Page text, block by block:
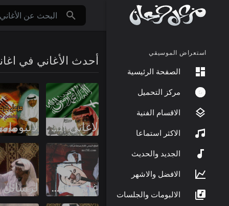
استعراض الموسيقي
الصفحة الرئيسية
مركز التحميل
الاقسام الفنية
الاكثر استماعا
الجديد والحديث
الافضل والاشهر
الالبومات والجلسات
أحدث الأغاني في
الاغاني الوطنية
اغاني المهرجانات